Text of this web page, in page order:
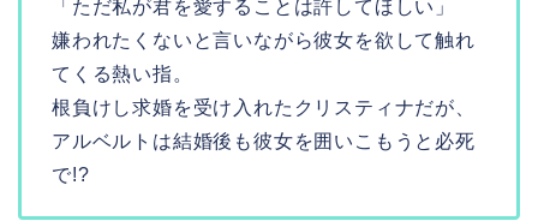
「ただ私が君を愛することは許してほしい」
嫌われたくないと言いながら彼女を欲して触れ
てくる熱い指。
根負けし求婚を受け入れたクリスティナだが、
アルベルトは結婚後も彼女を囲いこもうと必死
で!?